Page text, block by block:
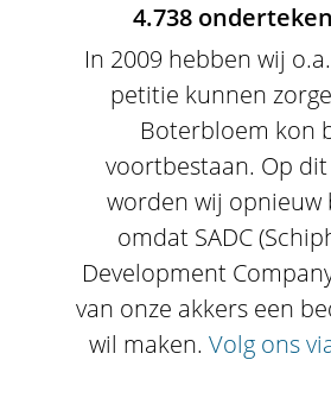
4.738
In 2009 hebben wij
petitie kunnen
Boterbloem kon
voortbestaan. Op
worden wij opnieuw
omdat SADC
Development
van onze akkers een
wil maken.Volg ons